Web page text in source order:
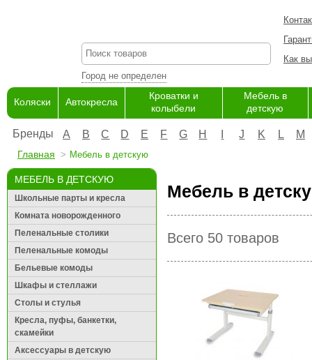
Город не определен
Как
Коляски Автокресла
Кроватки и
колыбели
Мебель в
детскую
Бренды A B C D E F G H J K L M
Главная Мебель в детскую
МЕБЕЛЬ В ДЕТСКУЮ
Школьные парты и кресла
Комната новорожденного
Пеленальные столики
Пеленальные комоды
Бельевые комоды
Шкафы и стеллажи
Столы и стулья
Кресла, пуфы, банкетки,
скамейки
Аксессуары в детскую
Мебель в
Всего 50 товаров